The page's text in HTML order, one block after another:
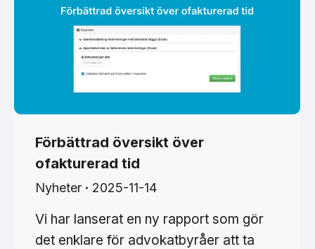
Förbättrad översikt över
ofakturerad tid
Nyheter 2025-11-14
Vi har lanserat en ny rapport som gör
det enklare för advokatbyråer att ta